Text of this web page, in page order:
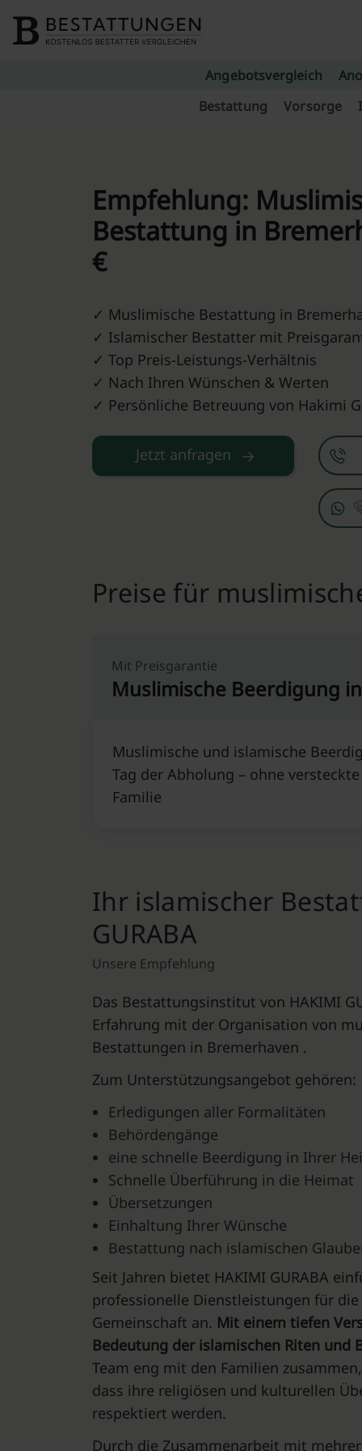
Angebotsvergleich
Bestattung
Vorsorge
Empfehlung:
Bestattung in
€
✓ Muslimische Bestattung in
✓ Islamischer Bestatter mit
✓ Top Preis-Leistungs-Verhältnis
✓ Nach Ihren Wünschen & Werten
✓ Persönliche Betreuung von Hakimi
Jetzt anfragen
Preise für
Mit Preisgarantie
Muslimische Beerdigung
Muslimische und islamische
Tag der Abholung – ohne
Familie
Ihr islamischer
GURABA
Unsere Empfehlung
Das Bestattungsinstitut von HAKIMI
Erfahrung mit der Organisation von
Bestattungen in Bremerhaven .
Zum Unterstützungsangebot gehören:
Erledigungen aller Formalitäten
Behördengänge
eine schnelle Beerdigung in Ihrer
Schnelle Überführung in die Heimat
Übersetzungen
Einhaltung Ihrer Wünsche
Bestattung nach islamischen
Seit Jahren bietet HAKIMI GURABA
professionelle Dienstleistungen für
Gemeinschaft an. Mit einem tiefen
Bedeutung der islamischen Riten und
Team eng mit den Familien
dass ihre religiösen und kulturellen
respektiert werden.
Durch die Zusammenarbeit mit